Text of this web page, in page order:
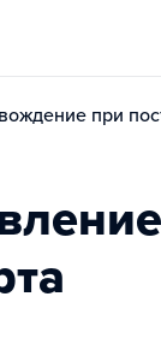
при